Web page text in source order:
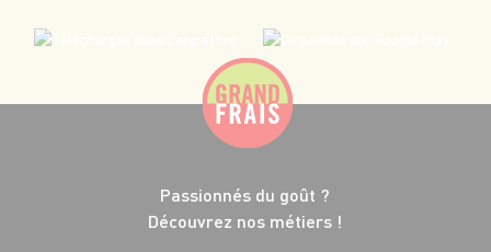
Passionnés du goût ?
Découvrez nos métiers !